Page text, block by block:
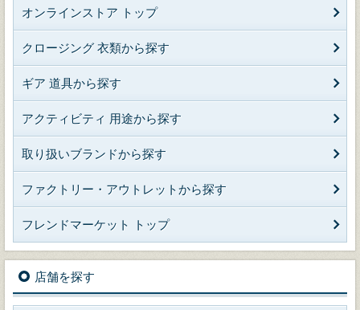
オンラインストア トップ
クロージング 衣類から探す
ギア 道具から探す
アクティビティ 用途から探す
取り扱いブランドから探す
ファクトリー・アウトレットから探す
フレンドマーケット トップ
店舗を探す